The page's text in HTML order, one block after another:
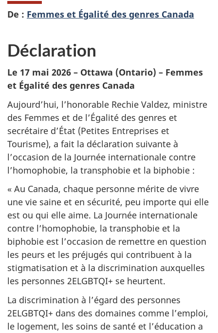
De : Femmes et Égalité des genres Canada
Déclaration
Le 17 mai 2026 – Ottawa (Ontario) – Femmes
et Égalité des genres Canada
Aujourd’hui, l’honorable Rechie Valdez, ministre
des Femmes et de l’Égalité des genres et
secrétaire d’État (Petites Entreprises et
Tourisme), a fait la déclaration suivante à
l’occasion de la Journée internationale contre
l’homophobie, la transphobie et la biphobie :
« Au Canada, chaque personne mérite de vivre
une vie saine et en sécurité, peu importe qui elle
est ou qui elle aime. La Journée internationale
contre l’homophobie, la transphobie et la
biphobie est l’occasion de remettre en question
les peurs et les préjugés qui contribuent à la
stigmatisation et à la discrimination auxquelles
les personnes 2ELGBTQI+ se heurtent.
La discrimination à l’égard des personnes
2ELGBTQI+ dans des domaines comme l’emploi,
le logement, les soins de santé et l’éducation a